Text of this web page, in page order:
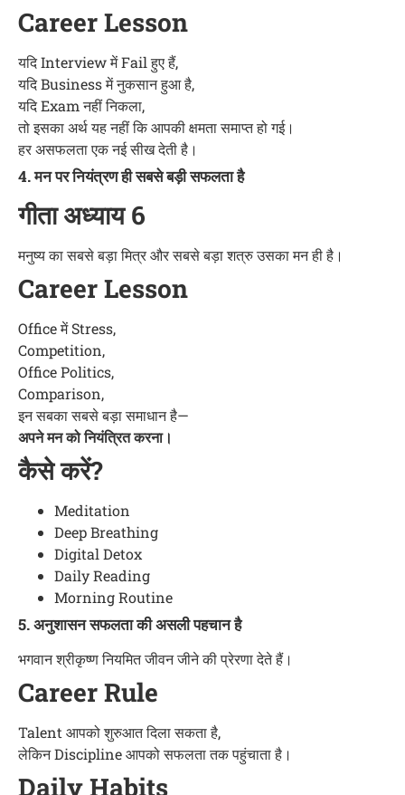
Career Lesson
यदि Interview में Fail हुए हैं,
यदि Business में नुकसान हुआ है,
यदि Exam नहीं निकला,
तो इसका अर्थ यह नहीं कि आपकी क्षमता समाप्त हो गई।
हर असफलता एक नई सीख देती है।
4. मन पर नियंत्रण ही सबसे बड़ी सफलता है
गीता अध्याय 6
मनुष्य का सबसे बड़ा मित्र और सबसे बड़ा शत्रु उसका मन ही है।
Career Lesson
Office में Stress,
Competition,
Office Politics,
Comparison,
इन सबका सबसे बड़ा समाधान है—
अपने मन को नियंत्रित करना।
कैसे करें?
Meditation
Deep Breathing
Digital Detox
Daily Reading
Morning Routine
5. अनुशासन सफलता की असली पहचान है
भगवान श्रीकृष्ण नियमित जीवन जीने की प्रेरणा देते हैं।
Career Rule
Talent आपको शुरुआत दिला सकता है,
लेकिन Discipline आपको सफलता तक पहुंचाता है।
Daily Habits